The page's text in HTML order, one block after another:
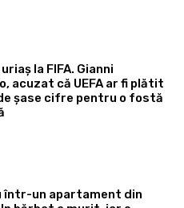
la FIFA. Gianni
acuzat că UEFA ar fi plătit
șase cifre pentru o fostă
într-un apartament din